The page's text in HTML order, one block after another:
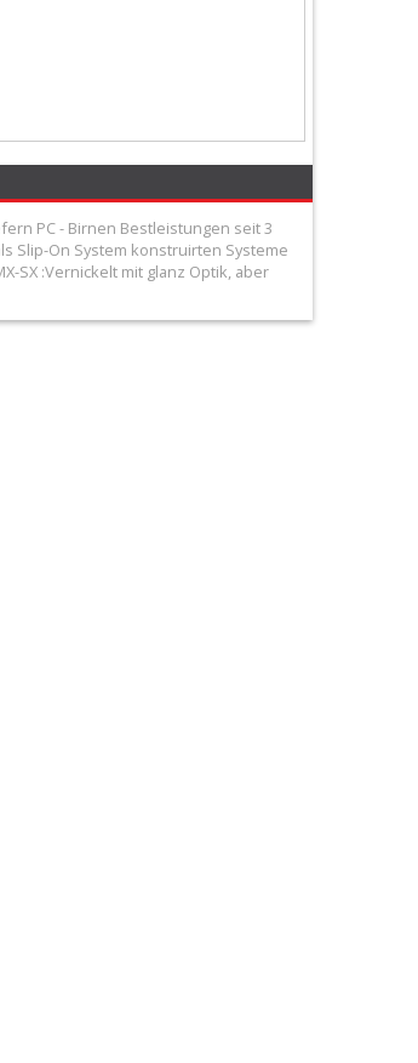
PC - Birnen Bestleistungen seit 3
Slip-On System konstruirten Systeme
SX :Vernickelt mit glanz Optik, aber